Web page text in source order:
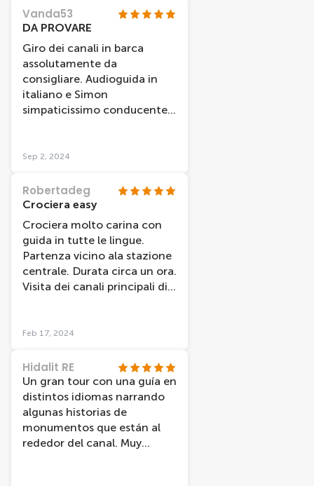
Vanda53
DA PROVARE
Giro dei canali in barca
assolutamente da
consigliare. Audioguida in
italiano e Simon
simpaticissimo conducente
durata è di un'ora ma ci è
Sep 2, 2024
Robertadeg
Crociera easy
Crociera molto carina con
guida in tutte le lingue.
Partenza vicino ala stazione
centrale. Durata circa un ora.
Visita dei canali principali di
Feb 17, 2024
Hidalit RE
Un gran tour con una guía en
distintos idiomas narrando
algunas historias de
monumentos que están al
rededor del canal. Muy